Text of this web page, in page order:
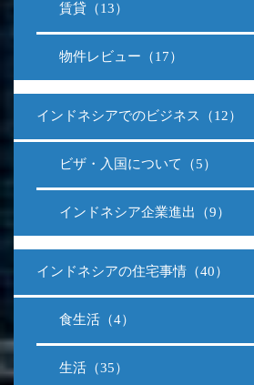
賃貸（13）
物件レビュー（17）
インドネシアでのビジネス（12）
ビザ・入国について（5）
インドネシア企業進出（9）
インドネシアの住宅事情（40）
食生活（4）
生活（35）